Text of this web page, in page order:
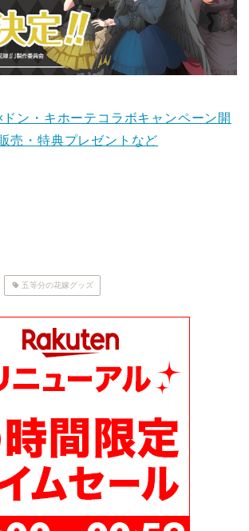
ン・キホーテコラボキャンペーン開
売・特典プレゼントなど
五等分の花嫁グッズ